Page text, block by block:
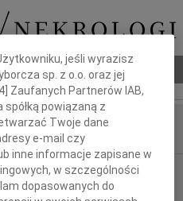
jeśli wyrazisz
sp. z o.o. oraz jej
] Zaufanych Partnerów IAB,
spółką powiązaną z
Twoje dane
e-mail czy
inne informacje zapisane w
w szczególności
dopasowanych do